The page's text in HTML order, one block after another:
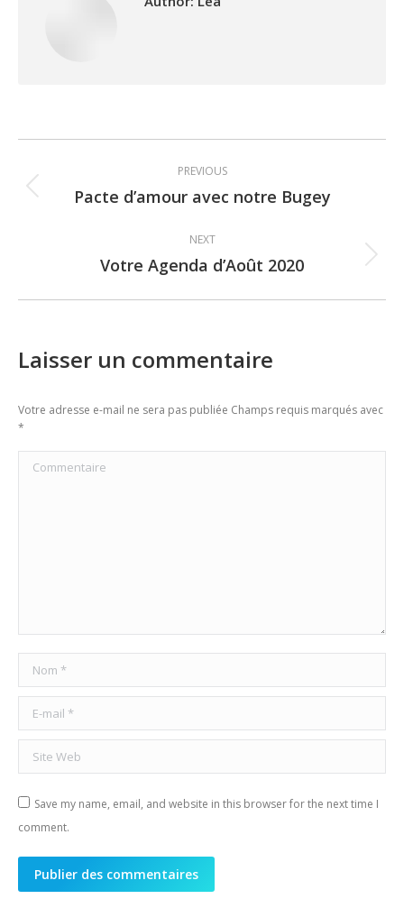
navigation
PREVIOUS
Previous
Pacte d’amour avec notre Bugey
NEXT
Next
Votre Agenda d’Août 2020
Laisser un commentaire
Votre adresse e-mail ne sera pas publiée Champs requis marqués avec
*
Commentaire
Nom *
E-mail *
Site Web
Save my name, email, and website in this browser for the next time I
comment.
Publier des commentaires